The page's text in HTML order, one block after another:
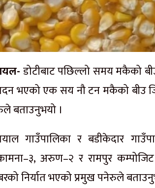
डोटीबाट पछिल्लो समय मकैको
भएको एक सय नौ टन मकैको बीउ
बताउनुभयो ।
गाउँपालिका र बडीकेदार
अरुण–२ र रामपुर
निर्यात भएको प्रमुख पनेरुले